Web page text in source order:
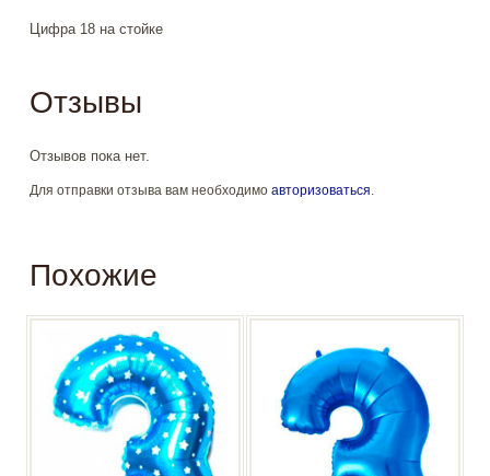
Цифра 18 на стойке
Отзывы
Отзывов пока нет.
Для отправки отзыва вам необходимо авторизоваться.
Похожие